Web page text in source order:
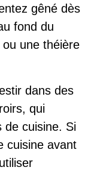
gêné dès
fond du
une théière
dans des
qui
de cuisine. Si
cuisine avant